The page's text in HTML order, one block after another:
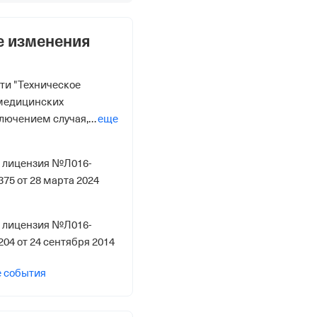
изменения
"Техническое
случая,
для обеспечения
юридического
а также случая
с низкой
по лицензии
еще
лицензия №Л016-
от 28 марта 2024
лицензия №Л016-
от 24 сентября 2014
события